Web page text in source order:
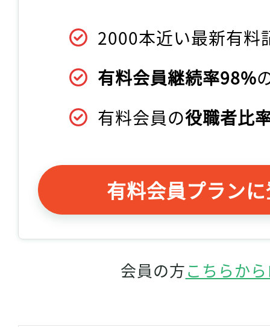
2000本近い最新有料
有料会員継続率98%
有料会員の役職者比
有料会員プラン
会員の方こちらか